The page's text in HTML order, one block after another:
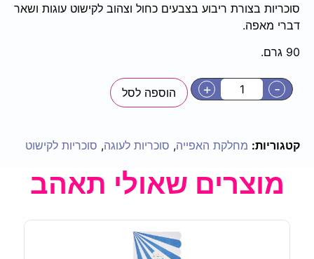
סוכריות בצורת ריבוע בצבעים כחול וצהוב לקישוט עוגות ושאר
דברי מאפה.
90 גרם.
-
+ הוספה לסל
קטגוריות: מחלקת האפייה, סוכריות לעוגה, סוכריות לקישוט
מוצרים שאולי תאהב